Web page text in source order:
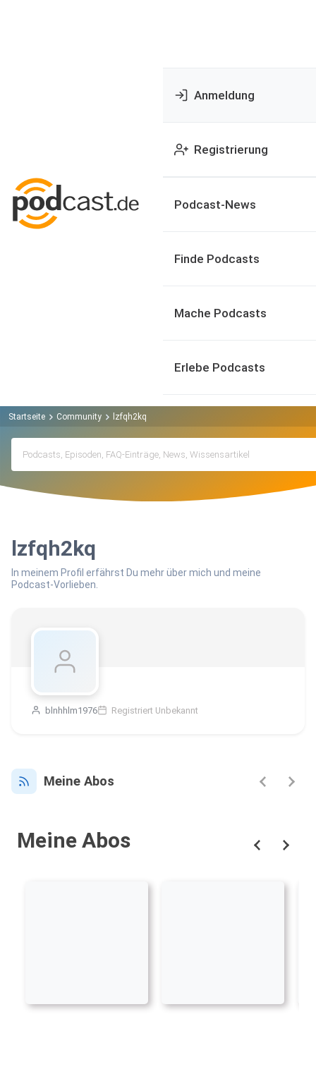
Anmeldung
Registrierung
Podcast-News
Finde Podcasts
Mache Podcasts
Erlebe Podcasts
Startseite Community lzfqh2kq
lzfqh2kq
In meinem Profil erfährst Du mehr über mich und meine
Podcast-Vorlieben.
blnhhlm1976 Registriert Unbekannt
Meine Abos
Meine Abos